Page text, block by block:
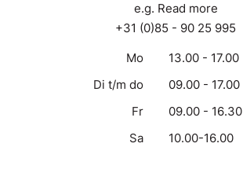
e.g. Read more
+31 (0)85 - 90 25 995
Mo
13.00 - 17.00
Di t/m do
09.00 - 17.00
Fr
09.00 - 16.30
Sa
10.00-16.00